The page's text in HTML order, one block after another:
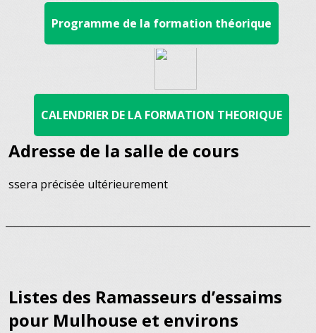
Programme de la formation théorique
CALENDRIER DE LA FORMATION THEORIQUE
Adresse de la salle de cours
ssera précisée ultérieurement
Listes des Ramasseurs d’essaims
pour Mulhouse et environs